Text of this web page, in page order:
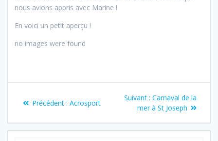
nous avions appris avec Marine !
En voici un petit aperçu !
no images were found
l’article
Précédent : Article
:
Acrosport
Suivant : Article
suivant
Carnaval de la
mer à St Joseph